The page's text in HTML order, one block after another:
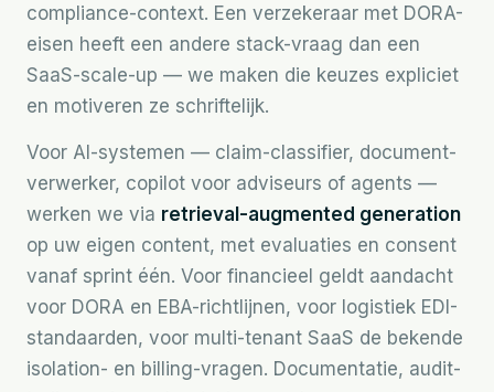
compliance-context. Een verzekeraar met DORA-
eisen heeft een andere stack-vraag dan een
SaaS-scale-up — we maken die keuzes expliciet
en motiveren ze schriftelijk.
Voor AI-systemen — claim-classifier, document-
verwerker, copilot voor adviseurs of agents —
werken we via retrieval-augmented generation
op uw eigen content, met evaluaties en consent
vanaf sprint één. Voor financieel geldt aandacht
voor DORA en EBA-richtlijnen, voor logistiek EDI-
standaarden, voor multi-tenant SaaS de bekende
isolation- en billing-vragen. Documentatie, audit-